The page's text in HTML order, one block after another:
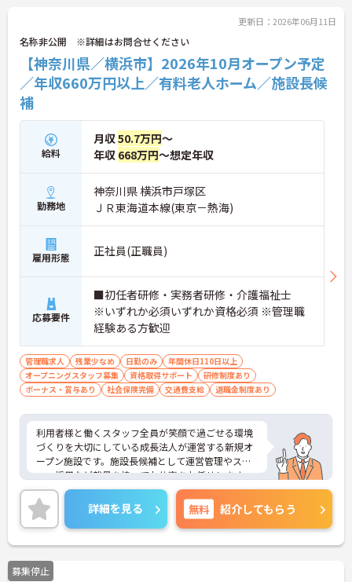
・想定年収668万円と高い給与水準に加えて業績に
・確定給付企業年金への加入や勤続3年以上の退職
金制度など将来に向けた備えができます
【ワークライフバランスを大切にできる環境】
・緊急時を除いて基本日勤のみの勤務となるため生
活リズムを整えやすくあります
きる誕生日休暇があります ・産休育休や子どもの看
護休暇などライフステージの変化に合わせて柔軟に
お休みできます
【手厚いサポートとキャリアアップ体制】
・入職後は既存施設にて業務の流れを学べる現場研
修があるため安心して就業できます
・働きながら上位資格を目指せる費用全額負担の資
格取得支援制度があります ・施設長としてスタッフ
採用や運営管理など経営に近いポジションでご活躍
更新日：2026年06月11日
名称非公開 ※詳細はお問合せください
【神奈川県／横浜市】2026年10月オープン予定
／年収660万円以上／有料老人ホーム／施設長候
補
給料
月収50.7万円～
年収 668万円～想定年収
勤務地
神奈川県 横浜市戸塚区
ＪＲ東海道本線(東京－熱海)
雇用形態 正社員(正職員)
応募要件
■初任者研修・実務者研修・介護福祉士
※いずれか必須いずれか資格必須 ※管理職
経験ある方歓迎
管理職求人 残業少なめ 日勤のみ
年間休日110日以上
オープニングスタッフ募集
資格取得サポート
研修制度あり
ボーナス・賞与あり
社会保険完備 交通費支給 退職金制度あり
利用者様と働くスタッフ全員が笑顔で過ごせる環境
づくりを大切にしている成長法人が運営する新規オ
ープン施設です。施設長候補として運営管理やスタ
ッフ採用など裁量を持ってお仕事をお任せします。
入職後は既存施設での丁寧な事前研修が用意されて
おり、研修中の交通費や宿泊費も会社が負担するた
め安心してスタートできます。想定年収668万円と
高い給与水準に加え、決算賞与や資格取得費用の全
額補助など還元率の高さが魅力です。緊急時を除き
基本日勤のみの勤務で、年間休日110日や誕生日休
暇などお休みもしっかり確保できます。確定給付企
詳細を見る 無料 紹介してもらう
募集停止